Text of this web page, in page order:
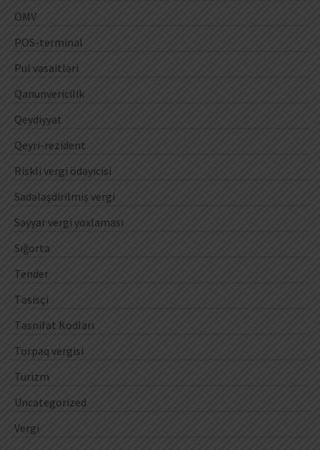
ÖMV
POS-terminal
Pul vəsaitləri
Qanunvericilik
Qeydiyyat
Qeyri-rezident
Riskli vergi ödəyicisi
Sadələşdirilmiş vergi
Səyyar vergi yoxlaması
Sığorta
Tender
Təsisçi
Təsnifat Kodları
Torpaq vergisi
Turizm
Uncategorized
Vergi